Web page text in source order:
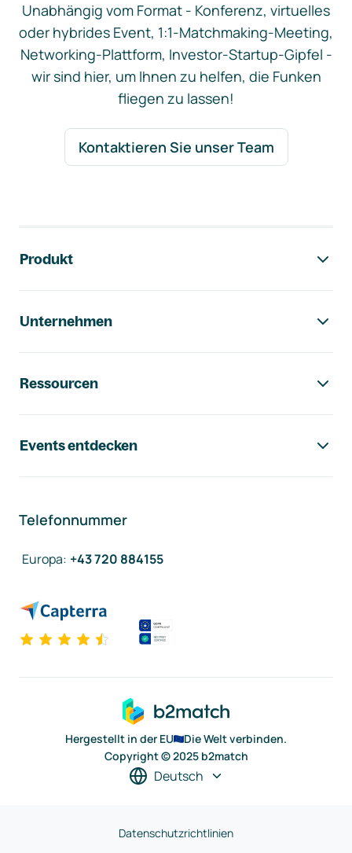
Unabhängig vom Format - Konferenz, virtuelles
oder hybrides Event, 1:1-Matchmaking-Meeting,
Networking-Plattform, Investor-Startup-Gipfel -
wir sind hier, um Ihnen zu helfen, die Funken
fliegen zu lassen!
Kontaktieren Sie unser Team
Produkt
Unternehmen
Ressourcen
Events entdecken
Telefonnummer
Europa: +43 720 884155
Hergestellt in der EU
Die Welt verbinden.
Copyright © 2025 b2match
Deutsch
Datenschutzrichtlinien